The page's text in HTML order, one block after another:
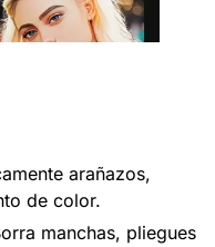
arañazos,
de color.
manchas, pliegues